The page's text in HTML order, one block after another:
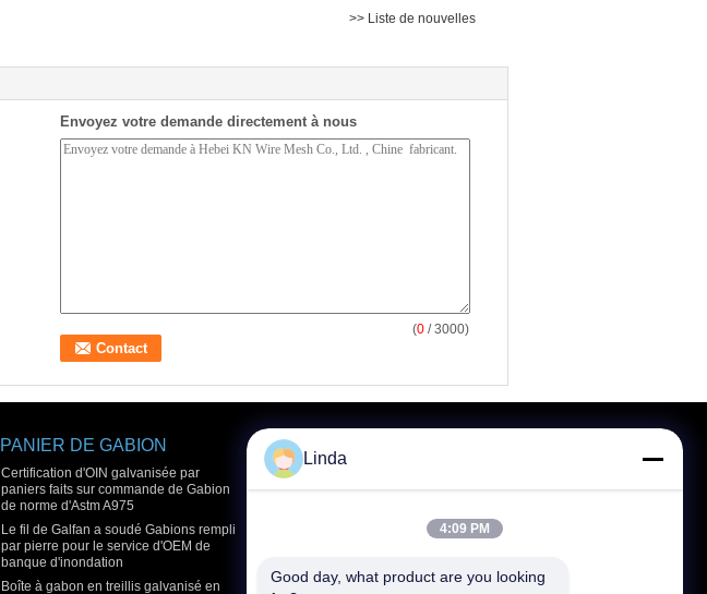
>> Liste de nouvelles
Envoyez votre demande directement à nous
(0 / 3000)
PANIER DE GABION
Certification d'OIN galvanisée par
paniers faits sur commande de Gabion
de norme d'Astm A975
Le fil de Galfan a soudé Gabions rempli
par pierre pour le service d'OEM de
banque d'inondation
Boîte à gabon en treillis galvanisé en
Demande de soumission
E-Mail Plan du site
Linda
4:09 PM
Good day, what product are you looking